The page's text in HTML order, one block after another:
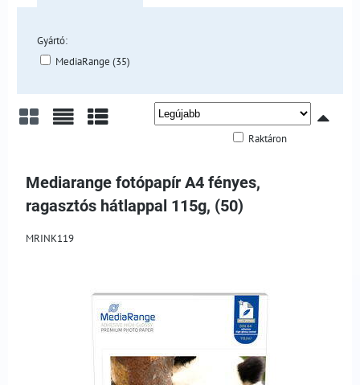
Gyártó:
MediaRange (35)
Raktáron
Mediarange fotópapír A4 fényes,
ragasztós hátlappal 115g, (50)
MRINK119